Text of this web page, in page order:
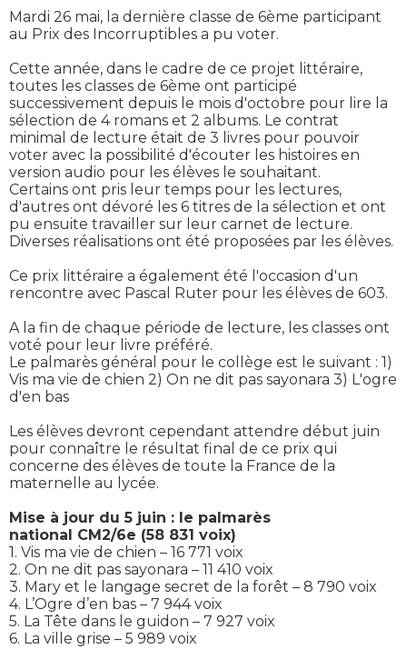
Mardi 26 mai, la dernière classe de 6ème participant
au Prix des Incorruptibles a pu voter.
Cette année, dans le cadre de ce projet littéraire,
toutes les classes de 6ème ont participé
successivement depuis le mois d'octobre pour lire la
sélection de 4 romans et 2 albums. Le contrat
minimal de lecture était de 3 livres pour pouvoir
voter avec la possibilité d'écouter les histoires en
version audio pour les élèves le souhaitant.
Certains ont pris leur temps pour les lectures,
d'autres ont dévoré les 6 titres de la sélection et ont
pu ensuite travailler sur leur carnet de lecture.
Diverses réalisations ont été proposées par les élèves.
Ce prix littéraire a également été l'occasion d'un
rencontre avec Pascal Ruter pour les élèves de 603.
A la fin de chaque période de lecture, les classes ont
voté pour leur livre préféré.
Le palmarès général pour le collège est le suivant : 1)
Vis ma vie de chien 2) On ne dit pas sayonara 3) L'ogre
d'en bas
Les élèves devront cependant attendre début juin
pour connaître le résultat final de ce prix qui
concerne des élèves de toute la France de la
maternelle au lycée.
Mise à jour du 5 juin : le palmarès
national CM2/6e (58 831 voix)
1. Vis ma vie de chien – 16 771 voix
2. On ne dit pas sayonara – 11 410 voix
3. Mary et le langage secret de la forêt – 8 790 voix
4. L’Ogre d’en bas – 7 944 voix
5. La Tête dans le guidon – 7 927 voix
6. La ville grise – 5 989 voix